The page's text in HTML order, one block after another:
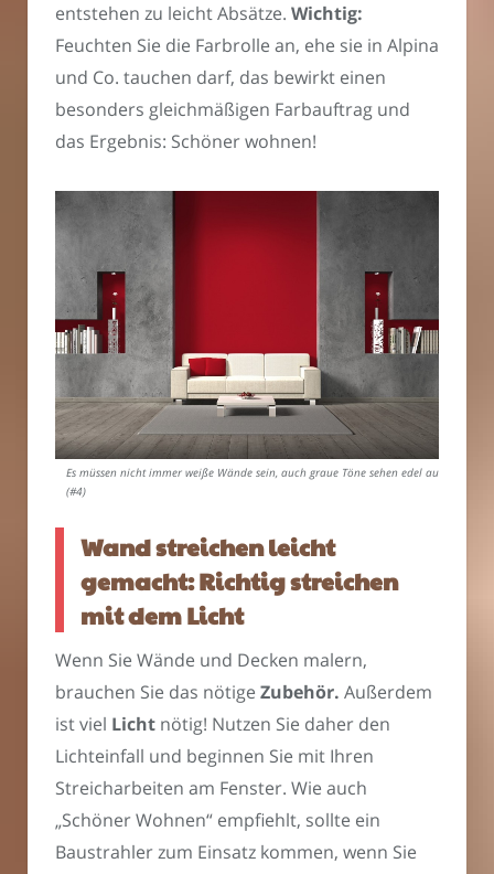
entstehen zu leicht Absätze. Wichtig:
Feuchten Sie die Farbrolle an, ehe sie in Alpina
und Co. tauchen darf, das bewirkt einen
besonders gleichmäßigen Farbauftrag und
das Ergebnis: Schöner wohnen!
Es müssen nicht immer weiße Wände sein, auch graue Töne sehen edel aus.
(#4)
Wand streichen leicht
gemacht: Richtig streichen
mit dem Licht
Wenn Sie Wände und Decken malern,
brauchen Sie das nötige Zubehör. Außerdem
ist viel Licht nötig! Nutzen Sie daher den
Lichteinfall und beginnen Sie mit Ihren
Streicharbeiten am Fenster. Wie auch
„Schöner Wohnen“ empfiehlt, sollte ein
Baustrahler zum Einsatz kommen, wenn Sie